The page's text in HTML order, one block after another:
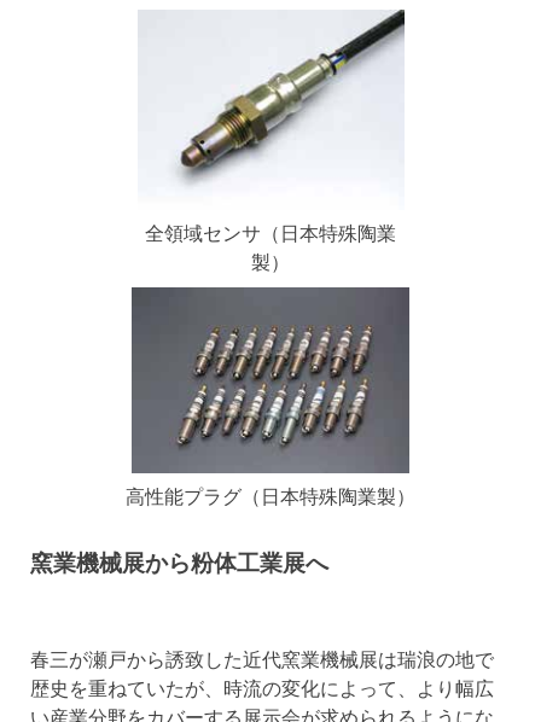
全領域センサ（日本特殊陶業
製）
高性能プラグ（日本特殊陶業製）
窯業機械展から粉体工業展へ
春三が瀬戸から誘致した近代窯業機械展は瑞浪の地で
歴史を重ねていたが、時流の変化によって、より幅広